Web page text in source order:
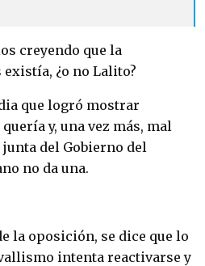
creyendo que la
¿o no Lalito?
que logró mostrar
y, una vez más, mal
del Gobierno del
no da una.
la oposición, se dice que lo
intenta reactivarse y